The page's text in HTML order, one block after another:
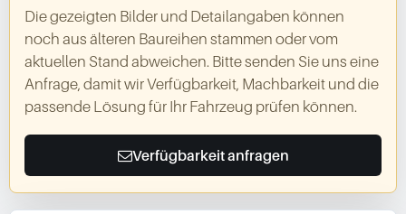
Die gezeigten Bilder und Detailangaben können
noch aus älteren Baureihen stammen oder vom
aktuellen Stand abweichen. Bitte senden Sie uns eine
Anfrage, damit wir Verfügbarkeit, Machbarkeit und die
passende Lösung für Ihr Fahrzeug prüfen können.
Verfügbarkeit anfragen